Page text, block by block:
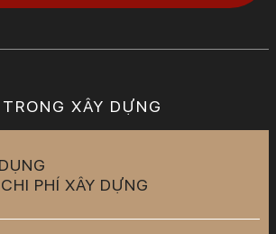
XÂY DỰNG
PHÍ XÂY DỰNG